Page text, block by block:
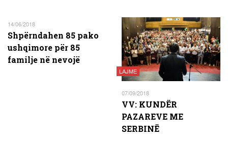
14/06/2018
Shpërndahen 85 pako
ushqimore për 85
familje në nevojë
LAJME
07/09/2018
VV: KUNDËR
PAZAREVE ME
SERBINË